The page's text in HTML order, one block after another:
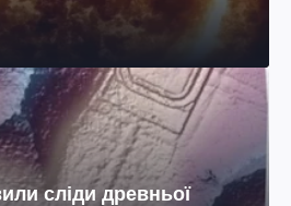
сліди древньої